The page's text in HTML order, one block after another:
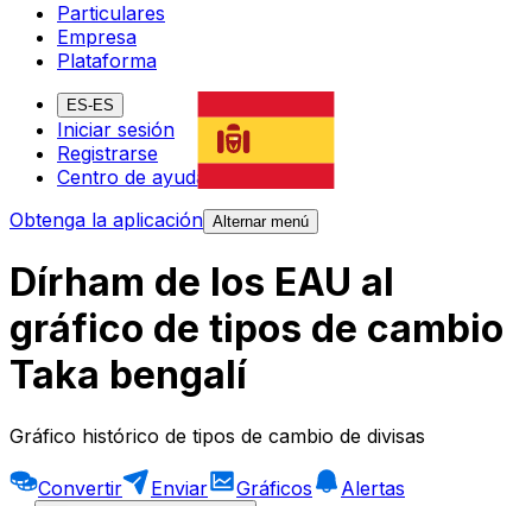
Particulares
Empresa
Plataforma
ES-ES
Iniciar sesión
Registrarse
Centro de ayuda
Obtenga la aplicación Alternar menú
Dírham de los EAU al
gráfico de tipos de cambio
Taka bengalí
Gráfico histórico de tipos de cambio de divisas
Convertir Enviar Gráficos
Alertas